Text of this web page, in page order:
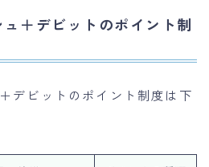
＋デビットのポイント制
デビットのポイント制度は下